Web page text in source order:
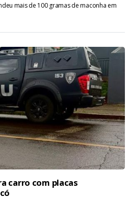
mais de 100 gramas de maconha em
carro com placas